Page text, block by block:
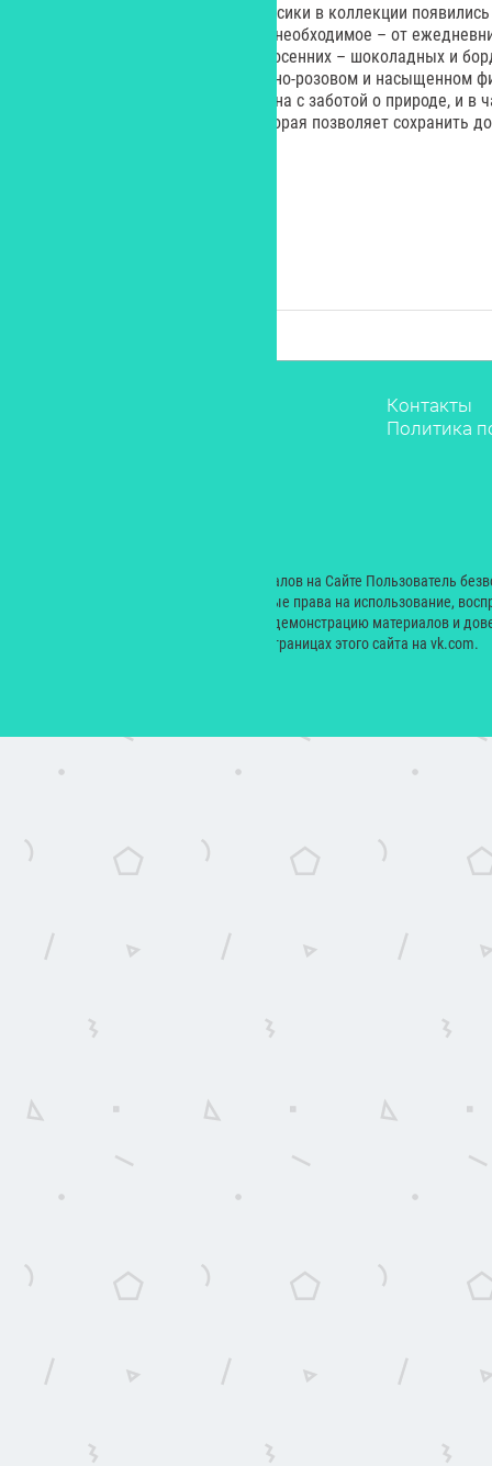
Для любителей практичной классики в коллекции
в которые можно положить все необходимое – от
выполнены как в классических осенних – шоколадных и
оттенках: неоново-зеленом, нежно-розовом и насыщенном
эффектом. Вся коллекция создана с заботой о природе, и в
технологии дубления DriTan, которая позволяет сохранить
Контакты
Политика
© 2000 — 2024. При размещении материалов на Сайте Пользователь
Екатерина Николаевна неисключительные права на использование,
производных произведений, а также на демонстрацию материалов и
сайт yesmagazine.ru и на официальных страницах этого сайта на vk.com.